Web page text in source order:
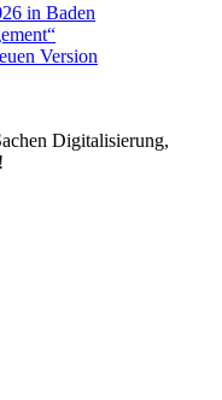
in Baden
Version
Digitalisierung,